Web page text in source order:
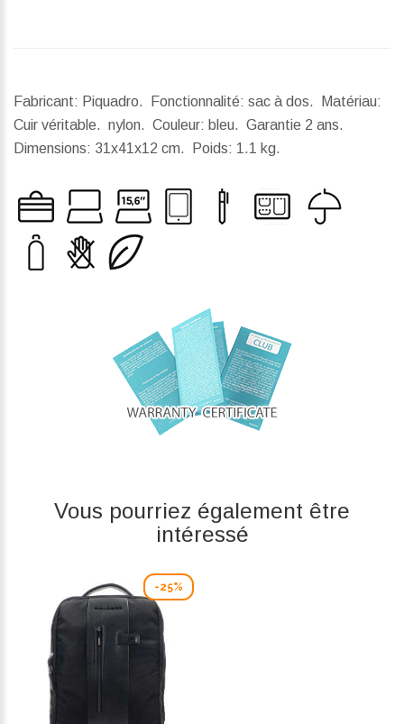
Fabricant: Piquadro. Fonctionnalité: sac à dos. Matériau:
Cuir véritable. nylon. Couleur: bleu. Garantie 2 ans.
Dimensions: 31x41x12 cm. Poids: 1.1 kg.
Vous pourriez également être
intéressé
-25%